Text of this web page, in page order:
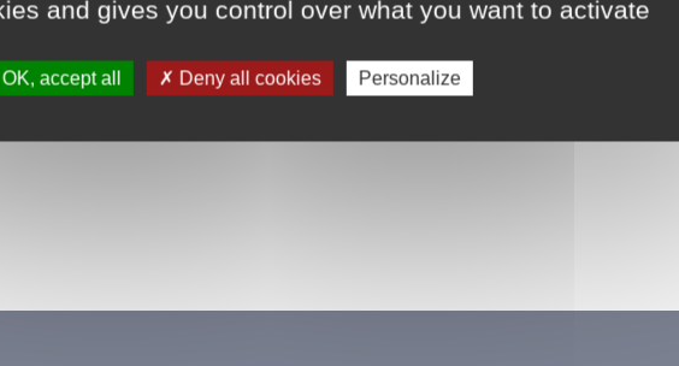
and gives you control over what you want to activate
OK, accept all Deny all cookies Personalize